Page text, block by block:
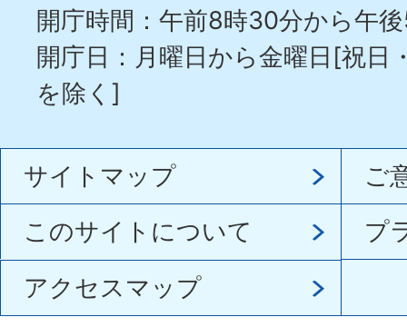
開庁時間：午前8時30分から午
開庁日：月曜日から金曜日[祝日
を除く]
サイトマップ
ご
このサイトについて
プ
アクセスマップ